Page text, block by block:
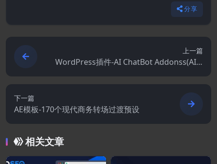
分享
上一篇
WordPress插件-AI ChatBot Addonss(AI C
hatBot with ChatGPT拓展)
下一篇
AE模板-170个现代商务转场过渡预设
相关文章